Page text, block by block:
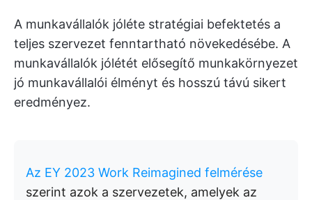
A munkavállalók jóléte stratégiai befektetés a
teljes szervezet fenntartható növekedésébe. A
munkavállalók jólétét elősegítő munkakörnyezet
jó munkavállalói élményt és hosszú távú sikert
eredményez.
Az EY 2023 Work Reimagined felmérése
szerint azok a szervezetek, amelyek az